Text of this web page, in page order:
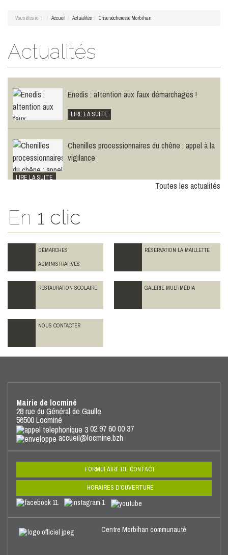
Vous êtes ici : Accueil Actualités Crise sécheresse Morbihan
Actualités
Enedis : attention aux faux démarchages !
LIRE LA SUITE
Chenilles processionnaires du chêne : appel à la
vigilance
LIRE LA SUITE
Le plan canicule
Toutes les actualités
En 1 clic
DÉMARCHES
ADMINISTRATIVES
RÉSERVATION LA MAILLETTE
RESTAURATION SCOLAIRE GALERIE MULTIMÉDIA
NOUS CONTACTER
Mairie de locminé
28 rue du Général de Gaulle
56500 Locminé
02 97 60 00 37
accueil@locmine.bzh
FORMULAIRE DE CONTACT
HORAIRES D’OUVERTURE
Centre Morbihan communauté